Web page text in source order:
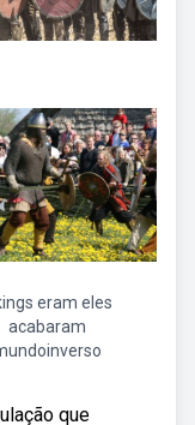
eram eles
acabaram
que